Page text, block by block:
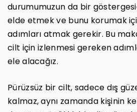
durumumuzun da bir
elde etmek ve bunu korumak
adımları atmak gerekir. Bu
cilt için izlenmesi gereken
ele alacağız.
Pürüzsüz bir cilt, sadece dış
kalmaz, aynı zamanda kişinin